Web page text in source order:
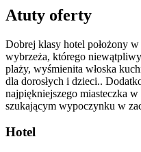
Atuty oferty
Dobrej klasy hotel położony
wybrzeża, którego
plaży, wyśmienita włoska
dla dorosłych i dzieci..
najpiękniejszego miasteczka
szukającym wypoczynku w
Hotel